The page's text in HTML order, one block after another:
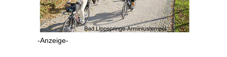
-Anzeige-